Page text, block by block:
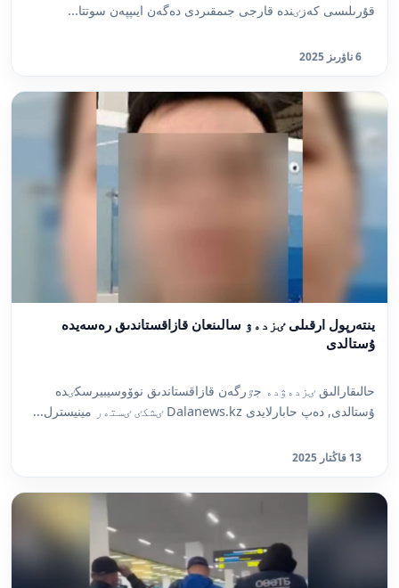
قۇرىلىسى كەزٸندە قارجى جىمقىردى دەگەن ايىپپەن سوتتا...
6 ناۋرىز 2025
ينتەرپول ارقىلى ٸزدەۋ سالىنعان قازاقستاندىق رەسەيدە
ۇستالدى
حالىقارالىق ٸزدەۋدە جٷرگەن قازاقستاندىق نوۆوسيبيرسكٸدە
ۇستالدى, دەپ حابارلايدى Dalanews.kz ٸشكٸ ٸستەر مينيسترل...
13 قاڭتار 2025